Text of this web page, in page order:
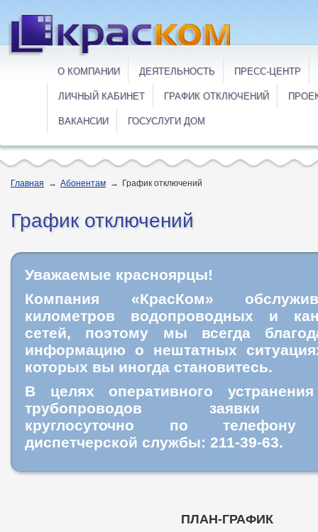
О КОМПАНИИ ДЕЯТЕЛЬНОСТЬ ПРЕСС-ЦЕНТР
ЛИЧНЫЙ КАБИНЕТ ГРАФИК ОТКЛЮЧЕНИЙ
ВАКАНСИИ ГОСУСЛУГИ ДОМ
Главная → Абонентам → График отключений
График отключений
Уважаемые красноярцы!
Компания «КрасКом»
километров водопроводных и
сетей, поэтому мы всегда
информацию о нештатных
которых вы иногда становитесь.
В целях оперативного
трубопроводов заявки
круглосуточно по телефону
диспетчерской службы: 211-39-63.
ПЛАН-ГРАФИК